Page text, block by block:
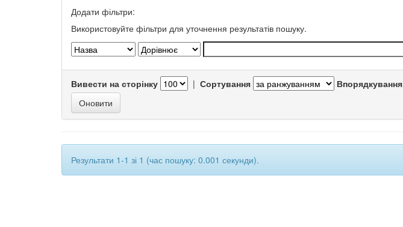
Додати фільтри:
Використовуйте фільтри для уточнення результатів пошуку.
Вивести на сторінку | Сортування Впорядкування
Результати 1-1 зі 1 (час пошуку: 0.001 секунди).